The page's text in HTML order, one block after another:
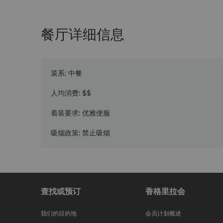
餐厅详细信息
菜系: 中餐
人均消费: $$
着装要求: 优雅便服
吸烟政策: 禁止吸烟
查找或预订
我们的目的地
香格里拉会
会员计划概述